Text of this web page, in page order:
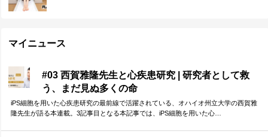
マイニュース
#03 西賀雅隆先生と心疾患研究 | 研究者として救
う、まだ見ぬ多くの命
iPS細胞を用いた心疾患研究の最前線で活躍されている、オハイオ州立大学の西賀雅
隆先生が語る本連載。3記事目となる本記事では、iPS細胞を用いた心…